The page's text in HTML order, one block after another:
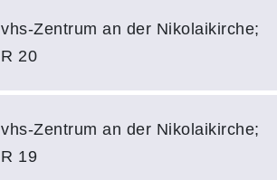
vhs-Zentrum an der Nikolaikirche;
R 20
vhs-Zentrum an der Nikolaikirche;
R 19